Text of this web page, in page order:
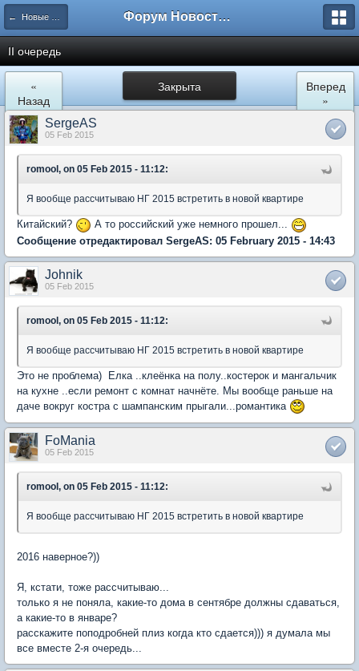
← Новые Водники Форум Новостройки
II очередь
Закрыта
«
Назад
Вперед
»
SergeAS
05 Feb 2015
romool, on 05 Feb 2015 - 11:12:
Я вообще рассчитываю НГ 2015 встретить в новой квартире
Китайский?
А то российский уже немного прошел...
Сообщение отредактировал SergeAS: 05 February 2015 - 14:43
Johnik
05 Feb 2015
romool, on 05 Feb 2015 - 11:12:
Я вообще рассчитываю НГ 2015 встретить в новой квартире
Это не проблема) Елка ..клеёнка на полу..костерок и мангальчик
на кухне ..если ремонт с комнат начнёте. Мы вообще раньше на
даче вокруг костра с шампанским прыгали...романтика
FoMania
05 Feb 2015
romool, on 05 Feb 2015 - 11:12:
Я вообще рассчитываю НГ 2015 встретить в новой квартире
2016 наверное?))
Я, кстати, тоже рассчитываю...
только я не поняла, какие-то дома в сентябре должны сдаваться,
а какие-то в январе?
расскажите поподробней плиз когда кто сдается))) я думала мы
все вместе 2-я очередь...